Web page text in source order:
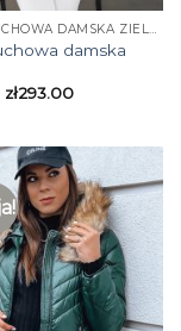
KURTKA PUCHOWA DAMSKA ZIELONA
damska
zł293.00